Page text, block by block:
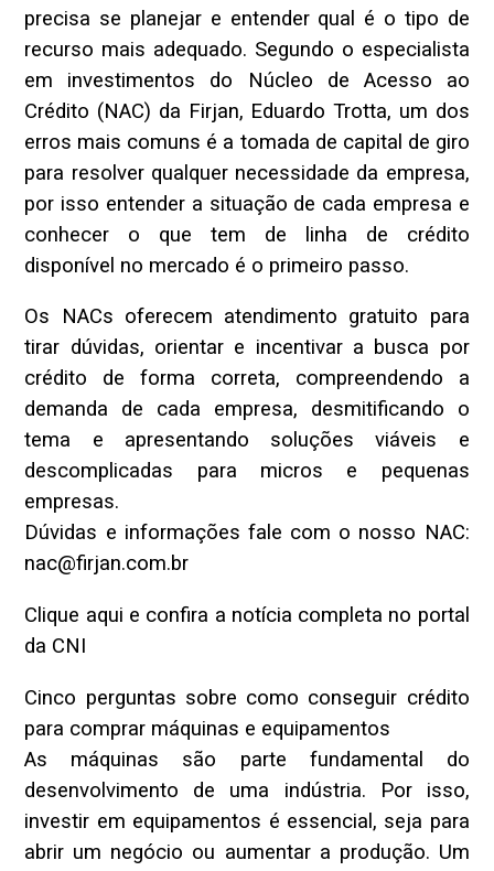
precisa se planejar e entender qual é o tipo de
recurso mais adequado. Segundo o especialista
em investimentos do Núcleo de Acesso ao
Crédito (NAC) da Firjan, Eduardo Trotta, um dos
erros mais comuns é a tomada de capital de giro
para resolver qualquer necessidade da empresa,
por isso entender a situação de cada empresa e
conhecer o que tem de linha de crédito
disponível no mercado é o primeiro passo.
Os NACs oferecem atendimento gratuito para
tirar dúvidas, orientar e incentivar a busca por
crédito de forma correta, compreendendo a
demanda de cada empresa, desmitificando o
tema e apresentando soluções viáveis e
descomplicadas para micros e pequenas
empresas.
Dúvidas e informações fale com o nosso NAC:
nac@firjan.com.br
Clique aqui e confira a notícia completa no portal
da CNI
Cinco perguntas sobre como conseguir crédito
para comprar máquinas e equipamentos
As máquinas são parte fundamental do
desenvolvimento de uma indústria. Por isso,
investir em equipamentos é essencial, seja para
abrir um negócio ou aumentar a produção. Um